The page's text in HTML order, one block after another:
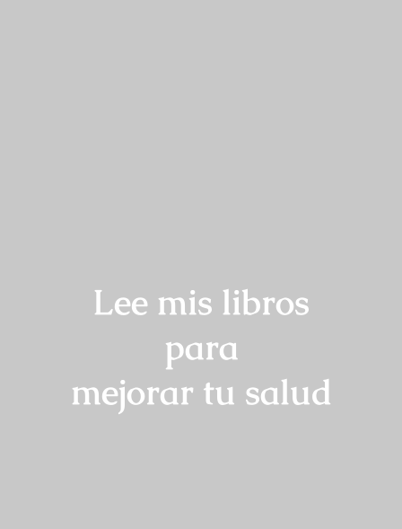
Lee mis libros
para
mejorar tu salud